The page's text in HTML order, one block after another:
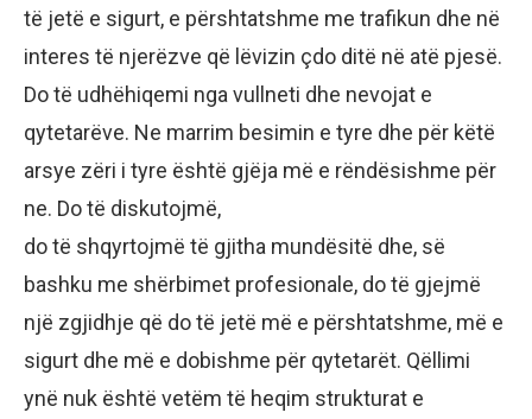
të jetë e sigurt, e përshtatshme me trafikun dhe në
interes të njerëzve që lëvizin çdo ditë në atë pjesë.
Do të udhëhiqemi nga vullneti dhe nevojat e
qytetarëve. Ne marrim besimin e tyre dhe për këtë
arsye zëri i tyre është gjëja më e rëndësishme për
ne. Do të diskutojmë,
do të shqyrtojmë të gjitha mundësitë dhe, së
bashku me shërbimet profesionale, do të gjejmë
një zgjidhje që do të jetë më e përshtatshme, më e
sigurt dhe më e dobishme për qytetarët. Qëllimi
ynë nuk është vetëm të heqim strukturat e